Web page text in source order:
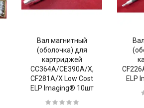
Вал магнитный
(оболочка) для
картриджей
CC364A/CE390A/X,
CF281A/X Low Cost
ELP Imaging® 10шт
ELP